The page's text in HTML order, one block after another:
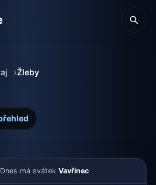
Žleby
Dnes má svátekVavřinec